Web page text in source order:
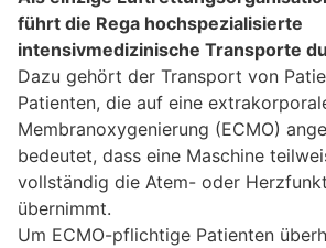
führt die Rega hochspezialisierte
intensivmedizinische Transporte
Dazu gehört der Transport von
Patienten, die auf eine
Membranoxygenierung (ECMO)
bedeutet, dass eine Maschine
vollständig die Atem- oder
übernimmt.
Um ECMO-pflichtige Patienten